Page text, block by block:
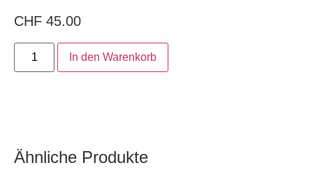
CHF 45.00
In den Warenkorb
Ähnliche Produkte